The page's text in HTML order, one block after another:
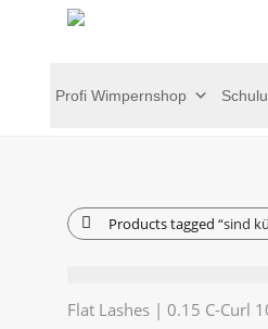
Profi Wimpernshop
Products tagged “sind
Flat Lashes | 0.15 C-Curl